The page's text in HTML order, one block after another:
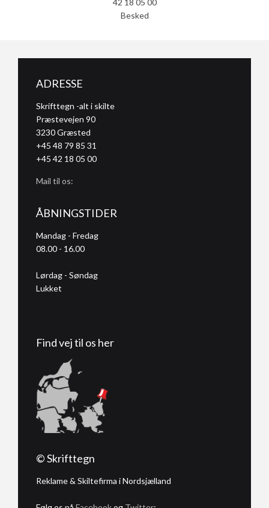
42 18 05 00
Besked
ADRESSE
Skrifttegn -alt i skilte
Præstevejen 90
3230Græsted
+45 48 79 85 31
+45 42 18 05 00
Mail til os:
ÅBNINGSTIDER
Mandag - Fredag
08.00 - 16.00
Lørdag - Søndag
Lukket
Find vej til os her
© Skrifttegn
Reklame & Skiltefirma i Nordsjælland